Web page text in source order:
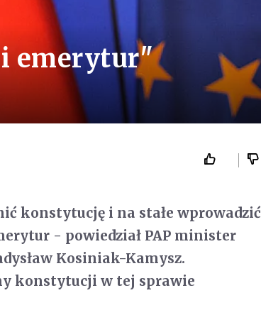
emerytur"
konstytucję i na stałe wprowadzić
- powiedział PAP minister
Kosiniak-Kamysz.
konstytucji w tej sprawie